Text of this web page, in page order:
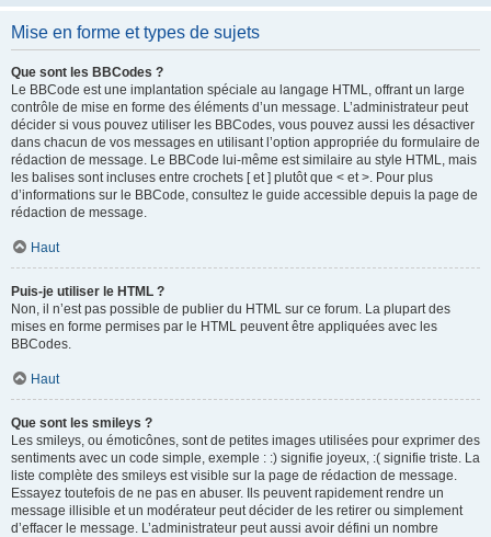
Mise en forme et types de sujets
Que sont les BBCodes ?
Le BBCode est une implantation spéciale au langage HTML, offrant un large
contrôle de mise en forme des éléments d’un message. L’administrateur peut
décider si vous pouvez utiliser les BBCodes, vous pouvez aussi les désactiver
dans chacun de vos messages en utilisant l’option appropriée du formulaire de
rédaction de message. Le BBCode lui-même est similaire au style HTML, mais
les balises sont incluses entre crochets [ et ] plutôt que < et >. Pour plus
d’informations sur le BBCode, consultez le guide accessible depuis la page de
rédaction de message.
Haut
Puis-je utiliser le HTML ?
Non, il n’est pas possible de publier du HTML sur ce forum. La plupart des
mises en forme permises par le HTML peuvent être appliquées avec les
BBCodes.
Haut
Que sont les smileys ?
Les smileys, ou émoticônes, sont de petites images utilisées pour exprimer des
sentiments avec un code simple, exemple : :) signifie joyeux, :( signifie triste. La
liste complète des smileys est visible sur la page de rédaction de message.
Essayez toutefois de ne pas en abuser. Ils peuvent rapidement rendre un
message illisible et un modérateur peut décider de les retirer ou simplement
d’effacer le message. L’administrateur peut aussi avoir défini un nombre